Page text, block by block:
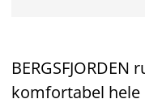
komfortabel hele